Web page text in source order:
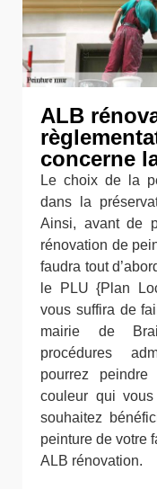
ALB
concerne
Le choix de la
dans la
Ainsi, avant de
rénovation de
faudra tout
le PLU {Plan
vous suffira de
mairie de
procédures
pourrez
couleur qui
souhaitez
peinture de votre
ALB rénovation.